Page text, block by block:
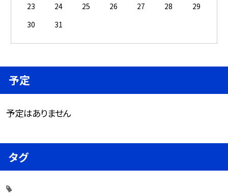
23
24 25 26 27 28
29
30
31
予定
予定はありません
タグ